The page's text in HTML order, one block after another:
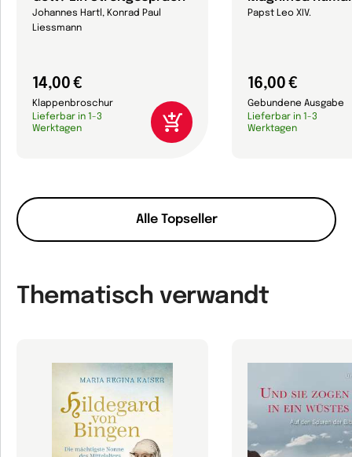
Alle Topseller
Johannes Hartl, Konrad Paul
Liessmann
14,00 €
Klappenbroschur
Lieferbar in 1-3
Werktagen
Papst Leo XIV.
16,00 €
Gebundene Ausgabe
Lieferbar in 1-3
Werktagen
Thematisch verwandt